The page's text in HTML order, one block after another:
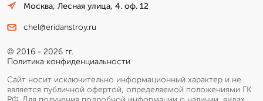
Москва, Лесная улица, 4. оф. 12
chel@eridanstroy.ru
© 2016 - 2026 гг.
Политика конфиденциальности
Сайт носит исключительно информационный характер и не
является публичной офертой, определяемой положениями ГК